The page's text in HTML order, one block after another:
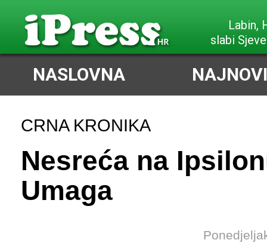
Labin,
slabi
NASLOVNA
CRNA KRONIKA
Nesreća na
Umaga